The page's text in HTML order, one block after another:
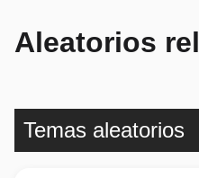
Aleatorios
Temas aleatorios